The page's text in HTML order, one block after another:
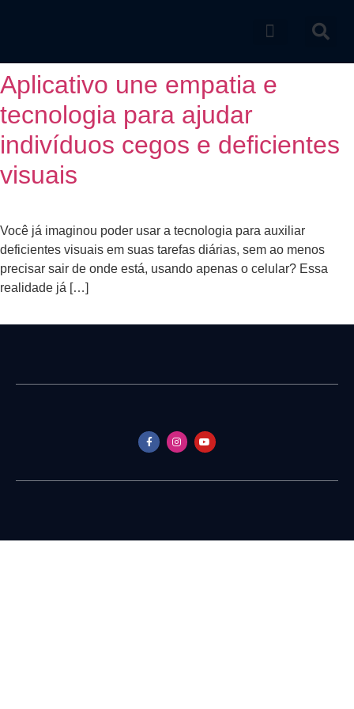
Aplicativo une empatia e
tecnologia para ajudar
indivíduos cegos e deficientes
visuais
Você já imaginou poder usar a tecnologia para auxiliar
deficientes visuais em suas tarefas diárias, sem ao menos
precisar sair de onde está, usando apenas o celular? Essa
realidade já […]